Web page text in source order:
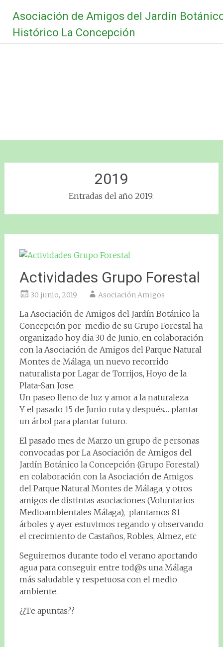
contenido
Asociación de Amigos del Jardín
Histórico La Concepción
2019
Entradas del año 2019.
Actividades Grupo Forestal
30 junio, 2019 Asociación Amigos
La Asociación de Amigos del Jardín Botánico la
Concepción por medio de su Grupo Forestal ha
organizado hoy dia 30 de Junio, en colaboración
con la Asociación de Amigos del Parque Natural
Montes de Málaga, un nuevo recorrido
naturalista por Lagar de Torrijos, Hoyo de la
Plata-San Jose.
Un paseo lleno de luz y amor a la naturaleza.
Y el pasado 15 de Junio ruta y después… plantar
un árbol para plantar futuro.
El pasado mes de Marzo un grupo de personas
convocadas por La Asociación de Amigos del
Jardín Botánico la Concepción (Grupo Forestal)
en colaboración con la Asociación de Amigos
del Parque Natural Montes de Málaga, y otros
amigos de distintas asociaciones (Voluntarios
Medioambientales Málaga), plantamos 81
árboles y ayer estuvimos regando y observando
el crecimiento de Castaños, Robles, Almez, etc
Seguiremos durante todo el verano aportando
agua para conseguir entre tod@s una Málaga
más saludable y respetuosa con el medio
ambiente.
¿¿Te apuntas??